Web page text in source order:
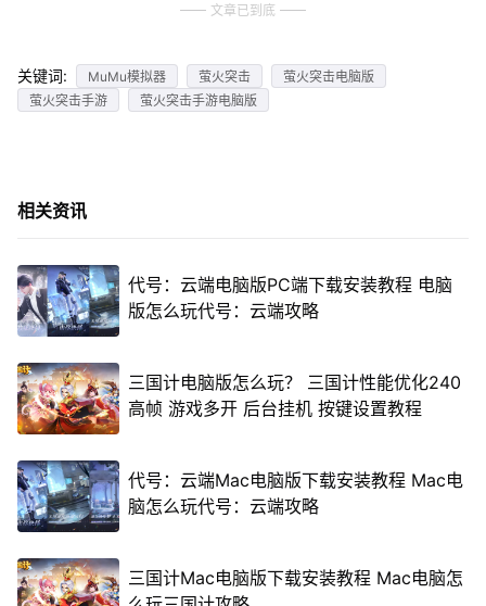
文章已到底
关键词: MuMu模拟器 萤火突击
萤火突击电脑版
萤火突击手游
萤火突击手游电脑版
相关资讯
代号：云端电脑版PC端下载安装教程 电脑
版怎么玩代号：云端攻略
三国计电脑版怎么玩？ 三国计性能优化240
高帧 游戏多开 后台挂机 按键设置教程
代号：云端Mac电脑版下载安装教程 Mac电
脑怎么玩代号：云端攻略
三国计Mac电脑版下载安装教程 Mac电脑怎